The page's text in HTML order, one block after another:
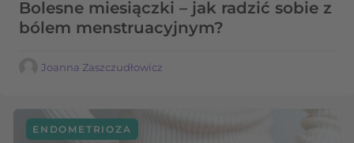
Bolesne miesiączki – jak radzić sobie z
bólem menstruacyjnym?
Joanna Zaszczudłowicz
ENDOMETRIOZA